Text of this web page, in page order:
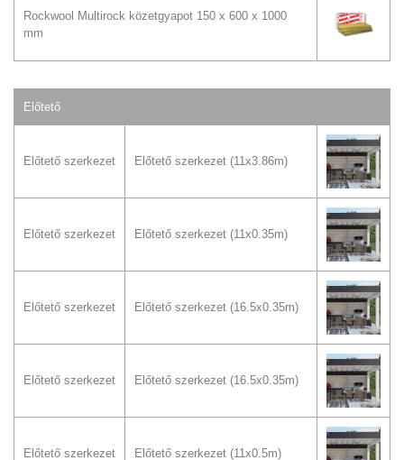
Rockwool Multirock közetgyapot 150 x 600 x 1000
mm
Előtető
Előtető szerkezet Előtető szerkezet (11x3.86m)
Előtető szerkezet Előtető szerkezet (11x0.35m)
Előtető szerkezet Előtető szerkezet (16.5x0.35m)
Előtető szerkezet Előtető szerkezet (16.5x0.35m)
Előtető szerkezet Előtető szerkezet (11x0.5m)